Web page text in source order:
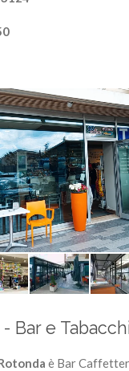
Bar e
è Bar